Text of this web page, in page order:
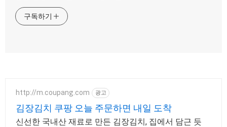
구독하기
http://m.coupang.com 광고
김장김치 쿠팡 오늘 주문하면 내일 도착
신선한 국내산 재료로 만든 김장김치, 집에서 담근 듯